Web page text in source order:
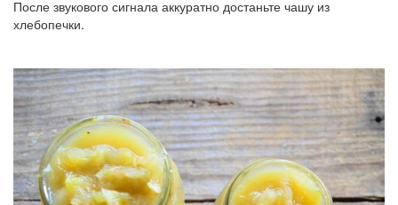
После звукового сигнала аккуратно достаньте чашу из
хлебопечки.